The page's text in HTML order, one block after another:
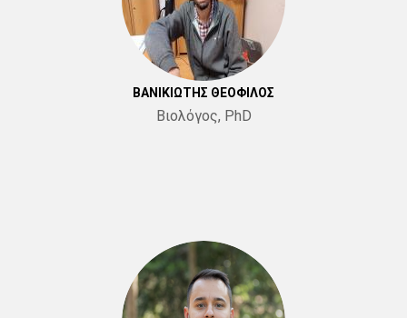
ΒΑΝΙΚΙΩΤΗΣ ΘΕΟΦΙΛΟΣ
Βιολόγος, PhD